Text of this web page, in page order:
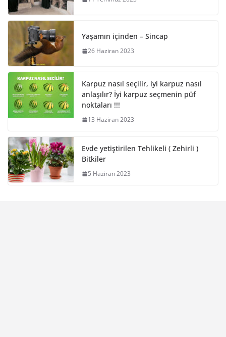
Yaşamın içinden – Sincap
26 Haziran 2023
Karpuz nasıl seçilir, iyi karpuz nasıl
anlaşılır? İyi karpuz seçmenin püf
noktaları !!!
13 Haziran 2023
Evde yetiştirilen Tehlikeli ( Zehirli )
Bitkiler
5 Haziran 2023